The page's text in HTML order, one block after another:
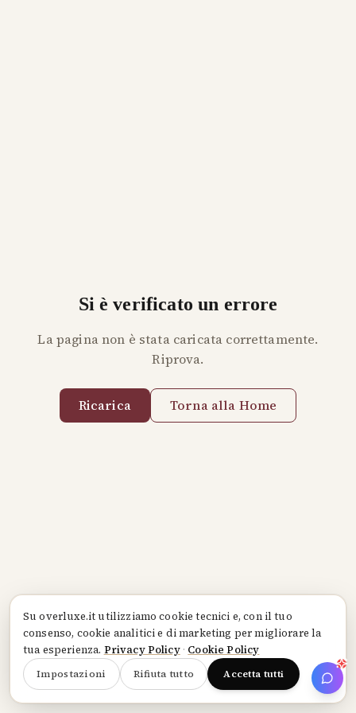
Suoverluxe.itutilizziamo cookie tecnici e, con il tuo
consenso, cookie analitici e di marketing per migliorare la
tua esperienza. Privacy Policy· Cookie Policy
Impostazioni Rifiuta tutto Accetta tutti
Si è verificato un errore
La pagina non è stata caricata correttamente.
Riprova.
Ricarica Torna alla Home